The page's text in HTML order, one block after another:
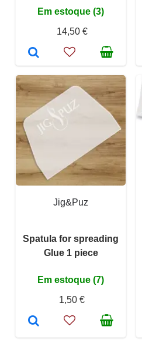
Em estoque (3)
14,50 €
Jig&Puz
Spatula for spreading
Glue 1 piece
Em estoque (7)
1,50 €